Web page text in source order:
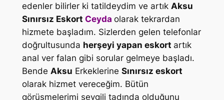
edenler bilirler ki tatildeydim ve artık Aksu
Sınırsız Eskort Ceyda olarak tekrardan
hizmete başladım. Sizlerden gelen telefonlar
doğrultusunda herşeyi yapan eskort artık
anal ver falan gibi sorular gelmeye başladı.
Bende Aksu Erkeklerine Sınırsız eskort
olarak hizmet vereceğim. Bütün
görüşmelerimi sevgili tadında olduğunu